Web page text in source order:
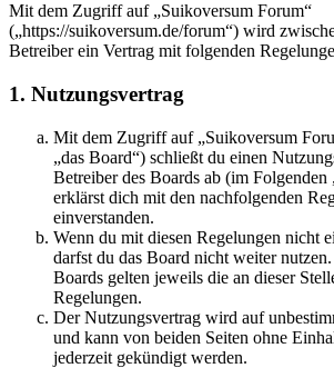
Mit dem Zugriff auf „Suikoversum Forum“
(„https://suikoversum.de/forum“) wird
Betreiber ein Vertrag mit folgenden
1. Nutzungsvertrag
Mit dem Zugriff auf „Suikoversum
„das Board“) schließt du einen
Betreiber des Boards ab (im Folgenden
erklärst dich mit den nachfolgenden
einverstanden.
Wenn du mit diesen Regelungen nicht
darfst du das Board nicht weiter
Boards gelten jeweils die an dieser
Regelungen.
Der Nutzungsvertrag wird auf
und kann von beiden Seiten ohne
jederzeit gekündigt werden.